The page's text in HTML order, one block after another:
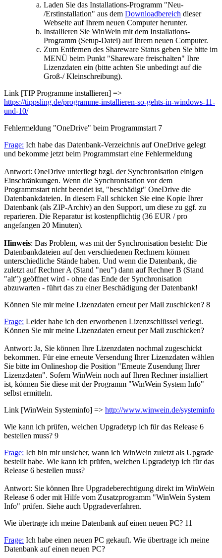
Laden Sie das Installations-Programm "Neu-
/Erstinstallation" aus dem Downloadbereich dieser
Webseite auf Ihrem neuen Computer herunter.
Installieren Sie WinWein mit dem Installations-
Programm (Setup-Datei) auf Ihrem neuen Computer.
Zum Entfernen des Shareware Status geben Sie bitte im
MENÜ beim Punkt "Shareware freischalten" Ihre
Lizenzdaten ein (bitte achten Sie unbedingt auf die
Groß-/ Kleinschreibung).
Link [TIP Programme installieren] =>
https://tippsling.de/programme-installieren-so-gehts-in-windows-11-
und-10/
Fehlermeldung "OneDrive" beim Programmstart 7
Frage: Ich habe das Datenbank-Verzeichnis auf OneDrive gelegt
und bekomme jetzt beim Programmstart eine Fehlermeldung
Antwort: OneDrive unterliegt bzgl. der Synchronisation einigen
Einschränkungen. Wenn die Synchronisation vor dem
Programmstart nicht beendet ist, "beschädigt" OneDrive die
Datenbankdateien. In diesem Fall schicken Sie eine Kopie Ihrer
Datenbank (als ZIP-Archiv) an den Support, um diese zu ggf. zu
reparieren. Die Reparatur ist kostenpflichtig (36 EUR / pro
angefangen 20 Minuten).
Hinweis: Das Problem, was mit der Synchronisation besteht: Die
Datenbankdateien auf den verschiedenen Rechnern können
unterschiedliche Stände haben. Und wenn die Datenbank, die
zuletzt auf Rechner A (Stand "neu") dann auf Rechner B (Stand
"alt") geöffnet wird - ohne das Ende der Synchronisation
abzuwarten - führt das zu einer Beschädigung der Datenbank!
Können Sie mir meine Lizenzdaten erneut per Mail zuschicken? 8
Frage: Leider habe ich den erworbenen Lizenzschlüssel verlegt.
Können Sie mir meine Lizenzdaten erneut per Mail zuschicken?
Antwort: Ja, Sie können Ihre Lizenzdaten nochmal zugeschickt
bekommen. Für eine erneute Versendung Ihrer Lizenzdaten wählen
Sie bitte im Onlineshop die Position "Erneute Zusendung Ihrer
Lizenzdaten". Sofern WinWein noch auf Ihren Rechner installiert
ist, können Sie diese mit der Programm "WinWein System Info"
selbst ermitteln.
Link [WinWein Systeminfo] => http://www.winwein.de/systeminfo
Wie kann ich prüfen, welchen Upgradetyp ich für das Release 6
bestellen muss? 9
Frage: Ich bin mir unsicher, wann ich WinWein zuletzt als Upgrade
bestellt habe. Wie kann ich prüfen, welchen Upgradetyp ich für das
Release 6 bestellen muss?
Antwort: Sie können Ihre Upgradeberechtigung direkt im WinWein
Release 6 oder mit Hilfe vom Zusatzprogramm "WinWein System
Info" prüfen. Siehe auch Upgradeverfahren.
Wie übertrage ich meine Datenbank auf einen neuen PC? 11
Frage: Ich habe einen neuen PC gekauft. Wie übertrage ich meine
Datenbank auf einen neuen PC?